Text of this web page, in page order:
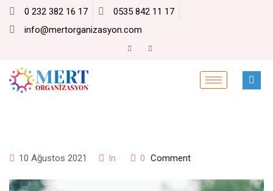
0 232 382 16 17
0535 842 11 17
info@mertorganizasyon.com
10 Ağustos 2021 In 0 Comment